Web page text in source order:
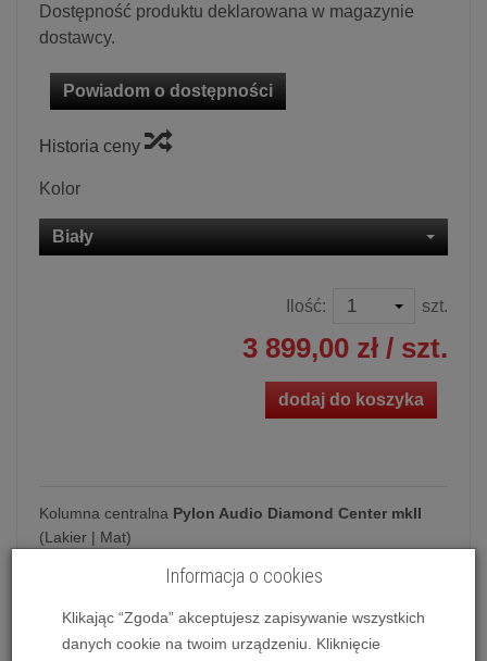
Dostępność produktu deklarowana w magazynie
dostawcy.
Powiadom o dostępności
Historia ceny
Kolor
Biały
Ilość: szt.
3 899,00 zł / szt.
dodaj do koszyka
Kolumna centralna Pylon Audio Diamond Center mkII
(Lakier | Mat)
Z uwagi na prezentację wielu wariantów kolorystycznych
dostępny - przed zakupem prosimy o kontaktcelem
ustalenia dostępności wybranej przez Ciebie wersji.
Informacja o cookies
Klikając “Zgoda” akceptujesz zapisywanie wszystkich
danych cookie na twoim urządzeniu. Kliknięcie